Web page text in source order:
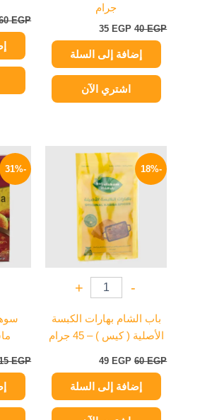
جرام
40EGP
35 EGP
إضافة إلى السلة
اشتري الآن
EGP
-18%
-
+
باب الشام بهارات الكبسة
الأصلية ( كيس ) – 45 جرام
60EGP
السعر
الأصلي
هو:
60 EGP.
49 EGP
السعر
الحالي
هو:
49 EGP.
إضافة إلى السلة
-31%
EGP